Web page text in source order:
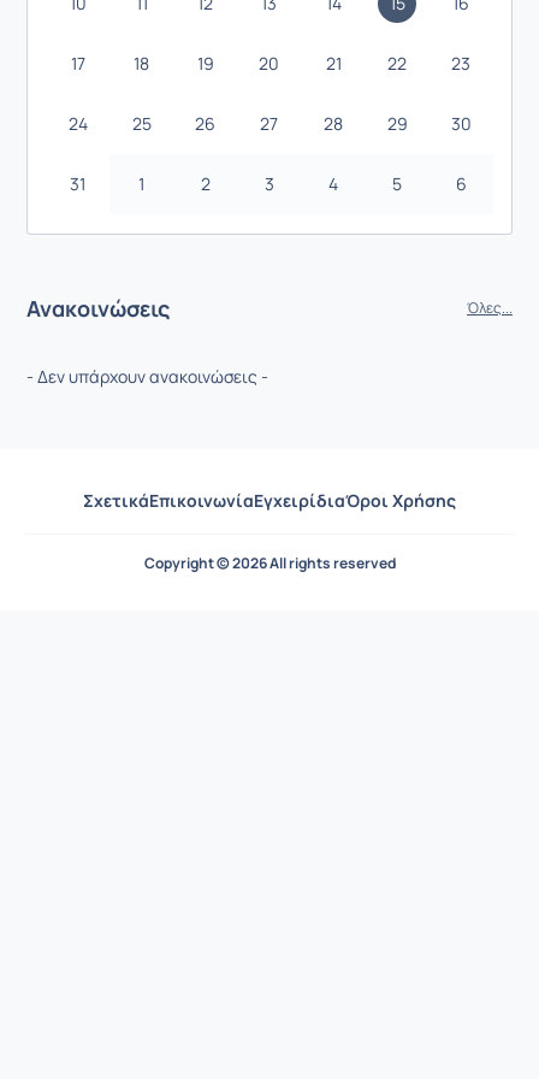
17 18 19 20 21 22 23
24 25 26 27 28 29 30
31 1 2 3 4 5 6
Ανακοινώσεις Όλες...
- Δεν υπάρχουν ανακοινώσεις -
ΣχετικάΕπικοινωνίαΕγχειρίδιαΌροι Χρήσης
Copyright © 2026 All rights reserved